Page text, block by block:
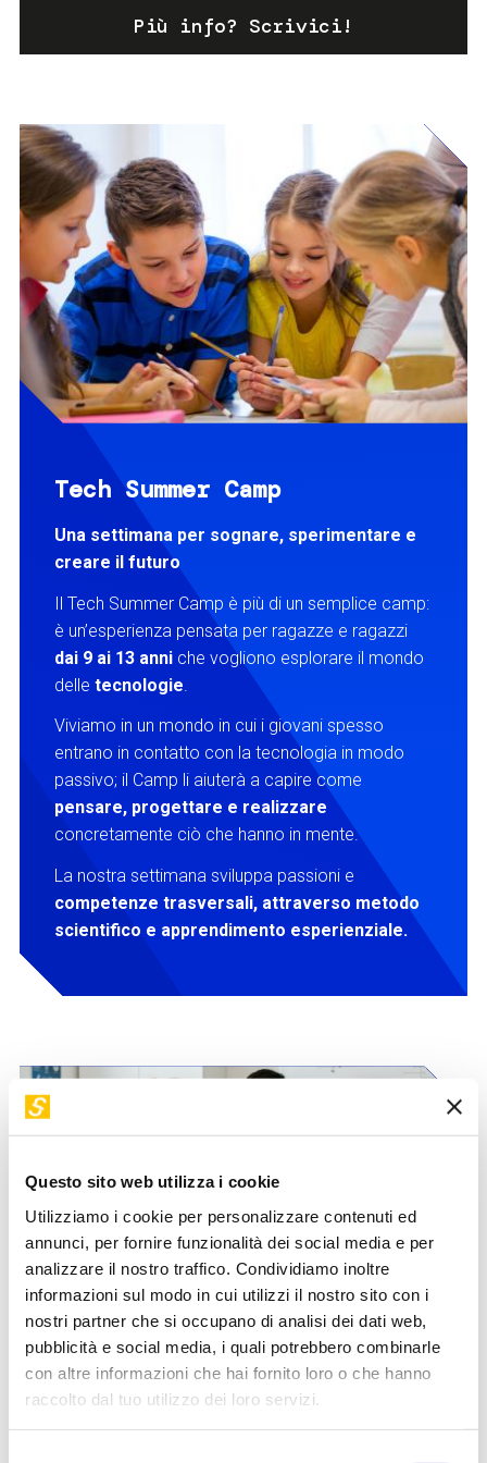
Questo sito web utilizza i cookie
Utilizziamo i cookie per personalizzare contenuti ed
annunci, per fornire funzionalità dei social media e per
analizzare il nostro traffico. Condividiamo inoltre
informazioni sul modo in cui utilizzi il nostro sito con i
nostri partner che si occupano di analisi dei dati web,
pubblicità e social media, i quali potrebbero combinarle
con altre informazioni che hai fornito loro o che hanno
raccolto dal tuo utilizzo dei loro servizi.
Più info? Scrivici!
Tech Summer Camp
Una settimana per sognare, sperimentare e
creare il futuro
Il Tech Summer Camp è più di un semplice camp:
è un’esperienza pensata per ragazze e ragazzi
dai 9 ai 13 anni che vogliono esplorare il mondo
delle tecnologie
Viviamo in un mondo in cui i giovani spesso
entrano in contatto con la tecnologia in modo
passivo; il Camp li aiuterà a capire come
pensare, progettare e realizzare
concretamente ciò che hanno in mente.​
La nostra settimana sviluppa passioni e
competenze trasversali, attraverso metodo
scientifico e apprendimento esperienziale.​
Cosa faremo ogni giorno?​